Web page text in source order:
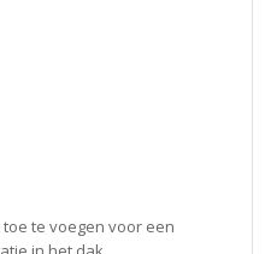
te voegen voor een